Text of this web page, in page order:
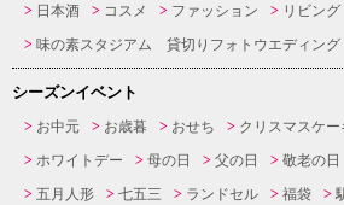
日本酒
コスメ ファッション リビング
味の素スタジアム 貸切りフォトウエディング
シーズンイベント
お中元 お歳暮 おせち クリスマスケー
ホワイトデー
母の日 父の日 敬老の日
五月人形
七五三 ランドセル 福袋